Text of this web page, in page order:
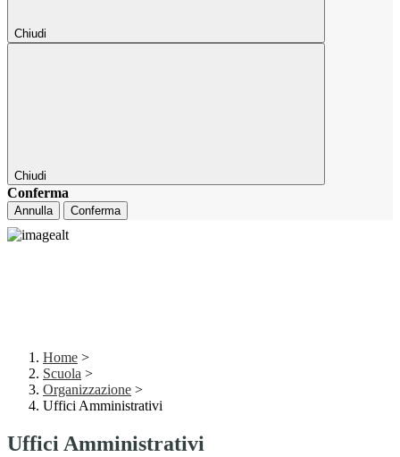
Chiudi
Chiudi
Conferma
Annulla Conferma
Home >
Scuola >
Organizzazione >
Uffici Amministrativi
Uffici Amministrativi